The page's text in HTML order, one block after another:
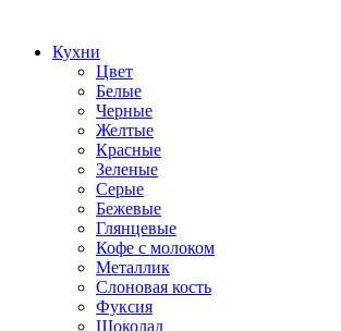
Кухни
Цвет
Белые
Черные
Желтые
Красные
Зеленые
Серые
Бежевые
Глянцевые
Кофе с молоком
Металлик
Слоновая кость
Фуксия
Шоколад